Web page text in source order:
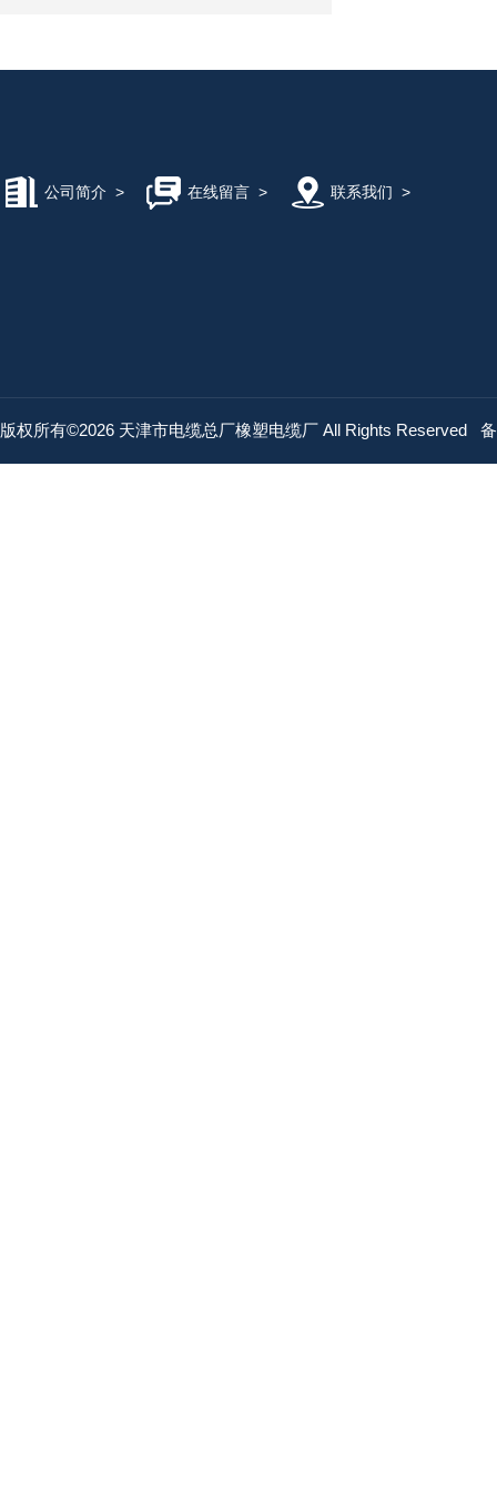
公司简介 > 在线留言> 联系我们 >
版权所有©2026 天津市电缆总厂橡塑电缆厂 All Rights Reserved